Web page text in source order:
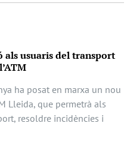
als usuaris del transport
ha posat en marxa un nou
Lleida, que permetrà als
resoldre incidències i